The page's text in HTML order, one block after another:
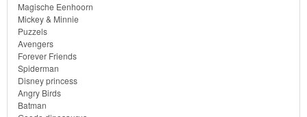
Hello
Kitty
Blaze
Looney
tunes
Magische Eenhoorn
Mickey & Minnie
Puzzels
Avengers
Forever Friends
Spiderman
Disney princess
Angry Birds
Batman